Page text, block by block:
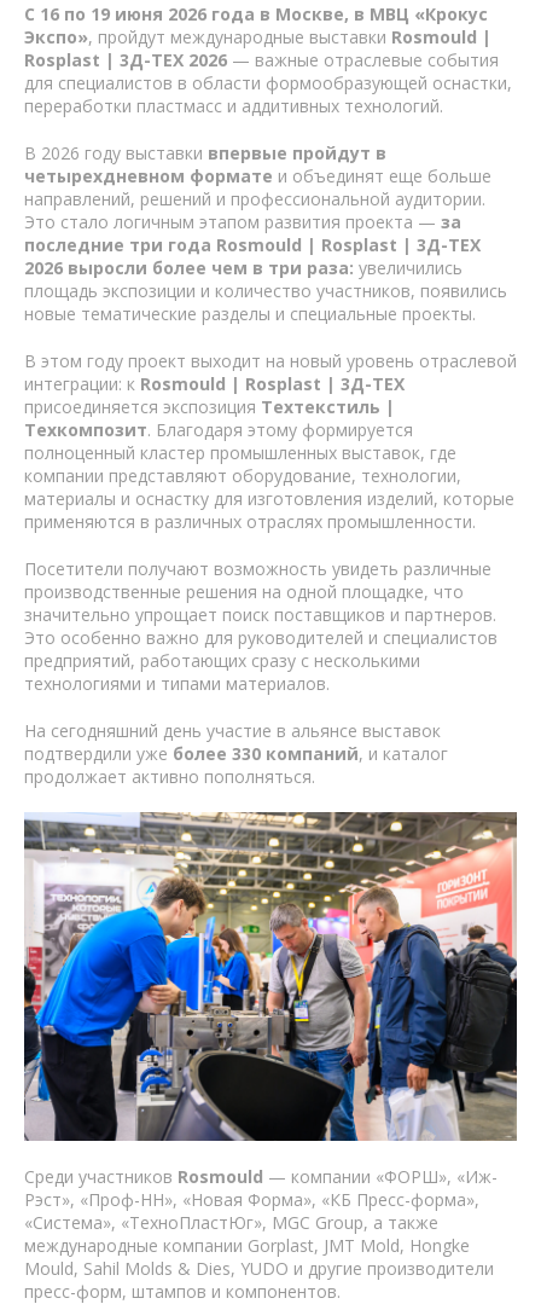
С 16 по 19 июня 2026 года в Москве, в МВЦ «Крокус
Экспо», пройдут международные выставки Rosmould |
Rosplast | 3Д-ТЕХ 2026 — важные отраслевые события
для специалистов в области формообразующей оснастки,
переработки пластмасс и аддитивных технологий.
В 2026 году выставки впервые пройдут в
четырехдневном формате и объединят еще больше
направлений, решений и профессиональной аудитории.
Это стало логичным этапом развития проекта — за
последние три года Rosmould | Rosplast | 3Д-ТЕХ
2026 выросли более чем в три раза: увеличились
площадь экспозиции и количество участников, появились
новые тематические разделы и специальные проекты.
В этом году проект выходит на новый уровень отраслевой
интеграции: к Rosmould | Rosplast | 3Д-ТЕХ
присоединяется экспозиция Техтекстиль |
Техкомпозит. Благодаря этому формируется
полноценный кластер промышленных выставок, где
компании представляют оборудование, технологии,
материалы и оснастку для изготовления изделий, которые
применяются в различных отраслях промышленности.
Посетители получают возможность увидеть различные
производственные решения на одной площадке, что
значительно упрощает поиск поставщиков и партнеров.
Это особенно важно для руководителей и специалистов
предприятий, работающих сразу с несколькими
технологиями и типами материалов.
На сегодняшний день участие в альянсе выставок
подтвердили уже более 330 компаний, и каталог
продолжает активно пополняться.
Среди участников Rosmould — компании «ФОРШ», «Иж-
Рэст», «Проф-НН», «Новая Форма», «КБ Пресс-форма»,
«Система», «ТехноПластЮг», MGC Group, а также
международные компании Gorplast, JMT Mold, Hongke
Mould, Sahil Molds & Dies, YUDO и другие производители
пресс-форм, штампов и компонентов.